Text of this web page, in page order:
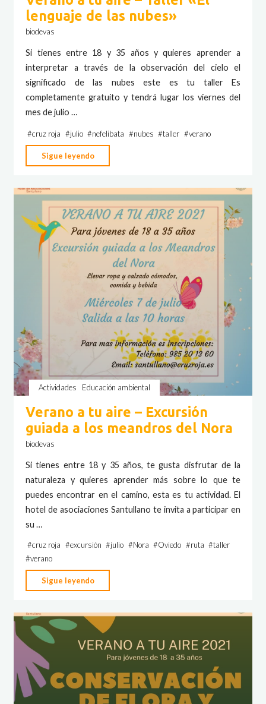
lenguaje de las nubes»
biodevas
Si tienes entre 18 y 35 años y quieres aprender a
interpretar a través de la observación del cielo el
significado de las nubes este es tu taller Es
completamente gratuito y tendrá lugar los viernes del
mes de julio …
#cruz roja #julio #nefelibata #nubes #taller #verano
Sigue leyendo
a
aire
–
Taller
«El
lenguaje
de
nubes»"
Actividades Educación ambiental
Verano a tu aire – Excursión
guiada a los meandros del Nora
biodevas
Si tienes entre 18 y 35 años, te gusta disfrutar de la
naturaleza y quieres aprender más sobre lo que te
puedes encontrar en el camino, esta es tu actividad. El
hotel de asociaciones Santullano te invita a participar en
su …
#cruz roja #excursión #julio #Nora #Oviedo #ruta #taller
#verano
Sigue leyendo
a
aire
–
Excursión
los